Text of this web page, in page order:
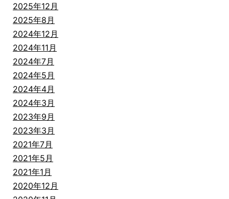
2025年12月
2025年8月
2024年12月
2024年11月
2024年7月
2024年5月
2024年4月
2024年3月
2023年9月
2023年3月
2021年7月
2021年5月
2021年1月
2020年12月